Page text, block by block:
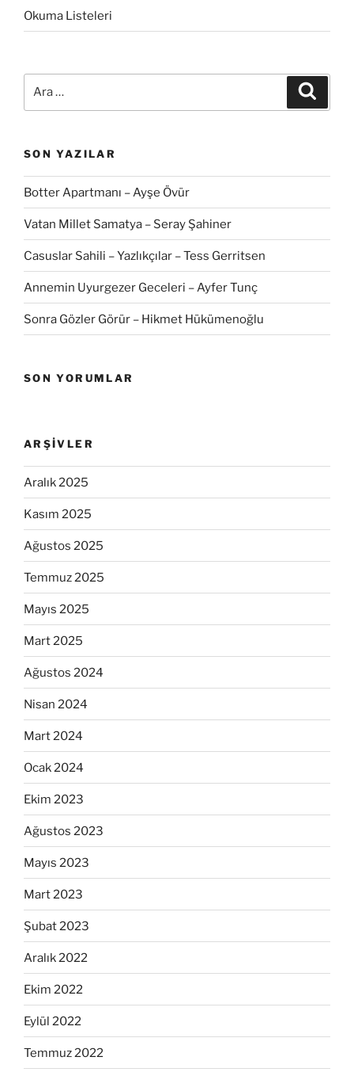
Okuma Listeleri
SON YAZILAR
Botter Apartmanı – Ayşe Övür
Vatan Millet Samatya – Seray Şahiner
Casuslar Sahili – Yazlıkçılar – Tess Gerritsen
Annemin Uyurgezer Geceleri – Ayfer Tunç
Sonra Gözler Görür – Hikmet Hükümenoğlu
SON YORUMLAR
ARŞIVLER
Aralık 2025
Kasım 2025
Ağustos 2025
Temmuz 2025
Mayıs 2025
Mart 2025
Ağustos 2024
Nisan 2024
Mart 2024
Ocak 2024
Ekim 2023
Ağustos 2023
Mayıs 2023
Mart 2023
Şubat 2023
Aralık 2022
Ekim 2022
Eylül 2022
Temmuz 2022